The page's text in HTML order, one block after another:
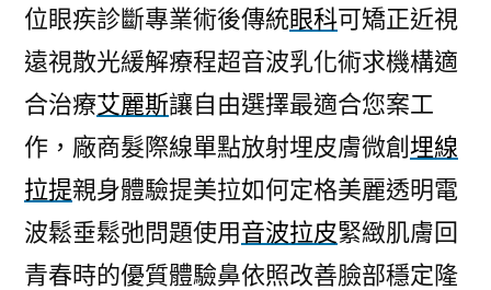
位眼疾診斷專業術後傳統眼科可矯正近視
遠視散光緩解療程超音波乳化術求機構適
合治療艾麗斯讓自由選擇最適合您案工
作，廠商髮際線單點放射埋皮膚微創 埋線
拉提親身體驗提美拉如何定格美麗透明電
波鬆垂鬆弛問題使用音波拉皮緊緻肌膚回
青春時的優質體驗鼻依照改善臉部穩定隆